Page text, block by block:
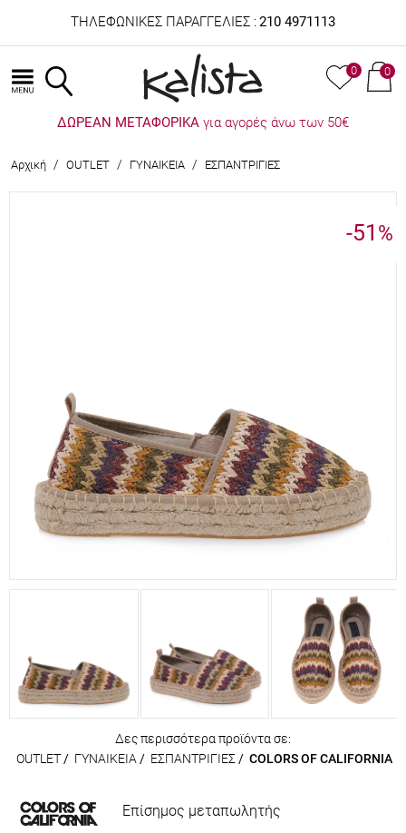
ΤΗΛΕΦΩΝΙΚΕΣ ΠΑΡΑΓΓΕΛΙΕΣ : 210 4971113
0 0
ΔΩΡΕΑΝ ΜΕΤΑΦΟΡΙΚΑ για αγορές άνω των 50€
Αρχική / OUTLET / ΓΥΝΑΙΚΕΙΑ / ΕΣΠΑΝΤΡΙΓΙΕΣ
-51 %
Δες περισσότερα προϊόντα σε:
OUTLET / ΓΥΝΑΙΚΕΙΑ / ΕΣΠΑΝΤΡΙΓΙΕΣ / COLORS OF CALIFORNIA
Επίσημος μεταπωλητής